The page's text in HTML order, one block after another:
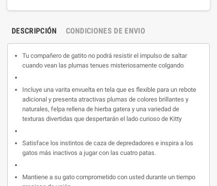
DESCRIPCIÓN CONDICIONES DE ENVIO
Tu compañero de gatito no podrá resistir el impulso de saltar
cuando vean las plumas tenues misteriosamente colgando
Incluye una varita envuelta en tela que es flexible para un rebote
adicional y presenta atractivas plumas de colores brillantes y
naturales, felpa rellena de hierba gatera y una variedad de
texturas divertidas que despertarán el lado curioso de Kitty
Satisface los instintos de caza de depredadores e inspira a los
gatos más inactivos a jugar con las cuatro patas.
Mantiene a su gato comprometido con usted durante un tiempo